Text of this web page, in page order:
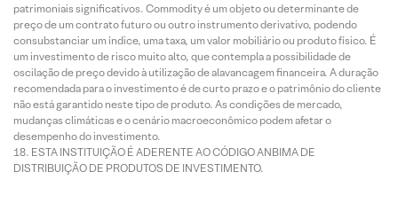
patrimoniais significativos. Commodity é um objeto ou determinante de
preço de um contrato futuro ou outro instrumento derivativo, podendo
consubstanciar um índice, uma taxa, um valor mobiliário ou produto físico. É
um investimento de risco muito alto, que contempla a possibilidade de
oscilação de preço devido à utilização de alavancagem financeira. A duração
recomendada para o investimento é de curto prazo e o patrimônio do cliente
não está garantido neste tipo de produto. As condições de mercado,
mudanças climáticas e o cenário macroeconômico podem afetar o
desempenho do investimento.
ESTA INSTITUIÇÃO É ADERENTE AO CÓDIGO ANBIMA DE
DISTRIBUIÇÃO DE PRODUTOS DE INVESTIMENTO.